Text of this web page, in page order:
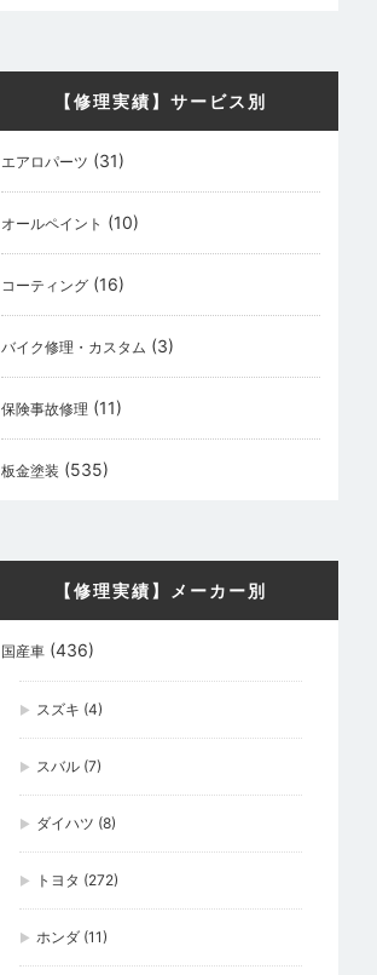
【修理実績】サービス別
エアロパーツ (31)
オールペイント (10)
コーティング(16)
バイク修理・カスタム (3)
保険事故修理 (11)
板金塗装 (535)
【修理実績】メーカー別
国産車(436)
スズキ (4)
スバル(7)
ダイハツ (8)
トヨタ (272)
ホンダ(11)